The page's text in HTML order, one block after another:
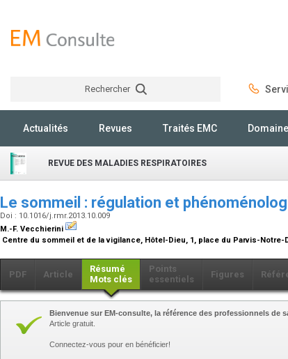
Rechercher
Actualités Revues Traités EMC
REVUE DES MALADIES RESPIRATOIRES
Le sommeil : régulation et
Doi : 10.1016/j.rmr.2013.10.009
M.-F. Vecchierini
Centre du sommeil et de la vigilance, Hôtel-Dieu, 1, place du Parvis-Notre-
PDF Article
Résumé
Mots clés
Points
essentiels
Figures
Bienvenue sur EM-consulte, la référence des professionnels de
Article gratuit.
Connectez-vous pour en bénéficier!